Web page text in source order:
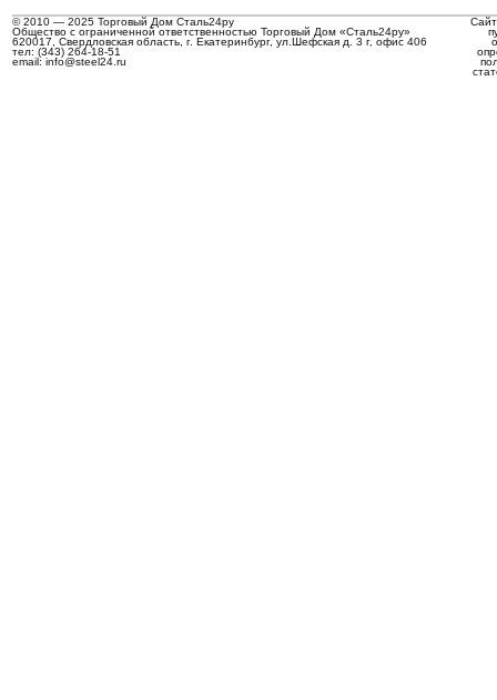
© 2010 — 2025 Торговый Дом Сталь24ру
Общество с ограниченной ответственностью Торговый Дом «Сталь24ру»
620017, Свердловская область, г. Екатеринбург, ул.Шефская д. 3 г, офис 406
тел: (343) 264-18-51
email: info@steel24.ru